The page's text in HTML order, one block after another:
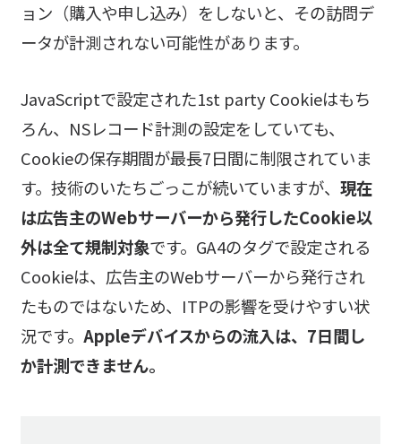
ョン（購入や申し込み）をしないと、その訪問デ
ータが計測されない可能性があります。
JavaScriptで設定された1st party Cookieはもち
ろん、NSレコード計測の設定をしていても、
Cookieの保存期間が最長7日間に制限されていま
す。技術のいたちごっこが続いていますが、 現在
は広告主のWebサーバーから発行したCookie以
外は全て規制対象です。GA4のタグで設定される
Cookieは、広告主のWebサーバーから発行され
たものではないため、ITPの影響を受けやすい状
況です。 Appleデバイスからの流入は、7日間し
か計測できません。